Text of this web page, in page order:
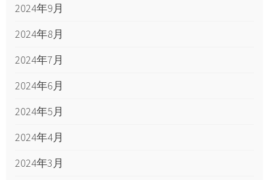
2024年9月
2024年8月
2024年7月
2024年6月
2024年5月
2024年4月
2024年3月